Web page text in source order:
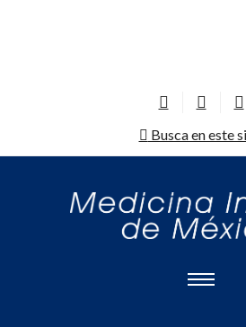
Busca en este